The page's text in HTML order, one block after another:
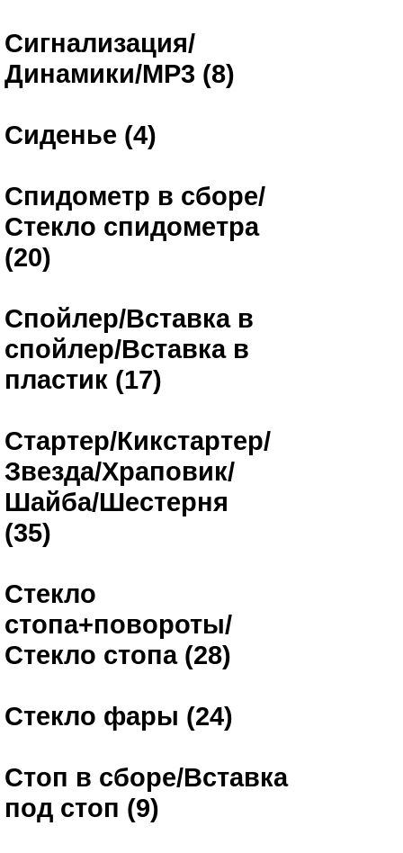
Сигнализация/
Динамики/MP3 (8)
Сиденье (4)
Спидометр в сборе/
Стекло спидометра
(20)
Спойлер/Вставка в
спойлер/Вставка в
пластик (17)
Стартер/Кикстартер/
Звезда/Храповик/
Шайба/Шестерня
(35)
Стекло
стопа+повороты/
Стекло стопа (28)
Стекло фары (24)
Стоп в сборе/Вставка
под стоп (9)